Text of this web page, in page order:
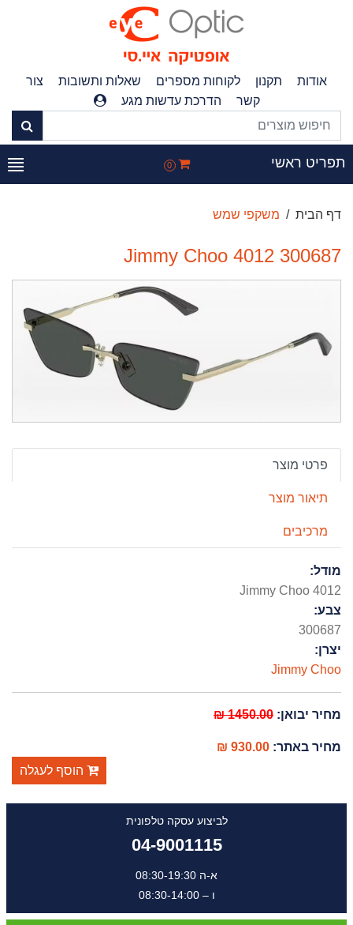
אודות תקנון לקוחות מספרים שאלות ותשובות
צור
קשר
הדרכת עדשות מגע
ראשי 0
דף הבית משקפי שמש
Jimmy Choo 4012 300687
פרטי מוצר
תיאור מוצר
מרכיבים
מודל:
Jimmy Choo 4012
צבע:
300687
יצרן:
Jimmy Choo
מחיר יבואן:1450.00 ₪
מחיר באתר:930.00 ₪
הוסף לעגלה
לביצוע עסקה טלפונית
04-9001115
א-ה 08:30-19:30
ו – 08:30-14:00